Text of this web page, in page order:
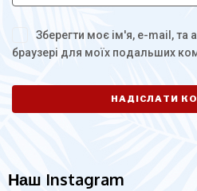
Зберегти моє ім'я, e-mail, та
браузері для моїх подальших
Наш Instagram